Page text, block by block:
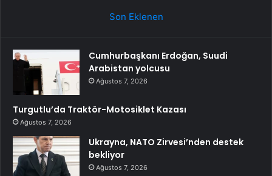
Son Eklenen
Cumhurbaşkanı Erdoğan, Suudi
Arabistan yolcusu
Ağustos 7, 2026
Turgutlu’da Traktör-Motosiklet Kazası
Ağustos 7, 2026
Ukrayna, NATO Zirvesi’nden destek
bekliyor
Ağustos 7, 2026